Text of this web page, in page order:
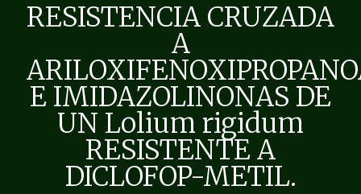
RESISTENCIA CRUZADA
A
E IMIDAZOLINONAS DE
UN Lolium rigidum
RESISTENTE A
DICLOFOP-METIL.